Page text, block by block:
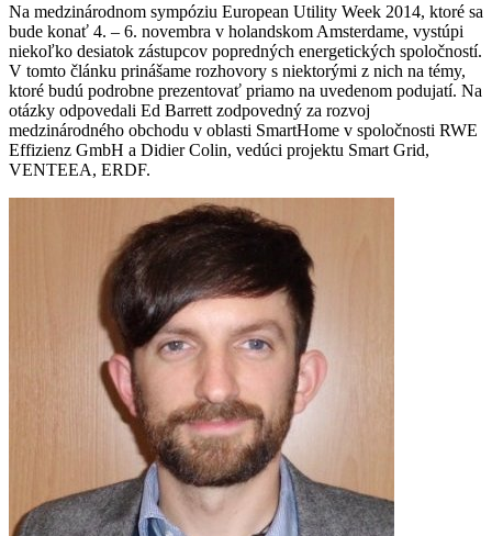
Na medzinárodnom sympóziu European Utility Week 2014, ktoré sa
bude konať 4. – 6. novembra v holandskom Amsterdame, vystúpi
niekoľko desiatok zástupcov popredných energetických spoločností.
V tomto článku prinášame rozhovory s niektorými z nich na témy,
ktoré budú podrobne prezentovať priamo na uvedenom podujatí. Na
otázky odpovedali Ed Barrett zodpovedný za rozvoj
medzinárodného obchodu v oblasti SmartHome v spoločnosti RWE
Effizienz GmbH a Didier Colin, vedúci projektu Smart Grid,
VENTEEA, ERDF.